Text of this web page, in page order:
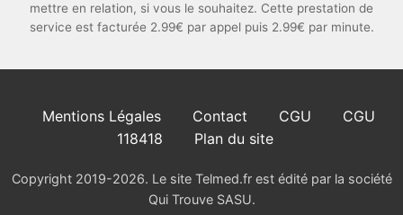
mettre en relation, si vous le souhaitez. Cette prestation de
service est facturée 2.99€ par appel puis 2.99€ par minute.
Mentions Légales Contact CGU
CGU
118418
Plan du site
Copyright 2019-2026. Le site Telmed.fr est édité par la société
Qui Trouve SASU.